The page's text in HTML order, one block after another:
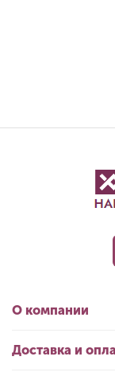
О компании
Доставка и